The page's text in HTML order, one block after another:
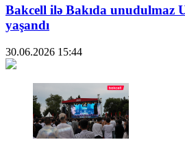
Bakcell ilə Bakıda unudulmaz
yaşandı
30.06.2026 15:44